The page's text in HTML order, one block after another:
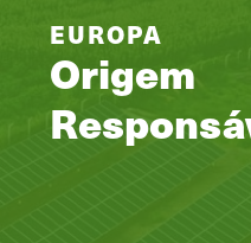
EUROPA
Origem